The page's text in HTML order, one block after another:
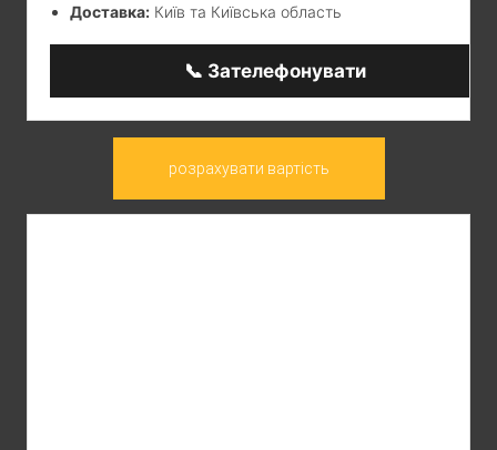
Доставка: Київ та Київська область
📞 Зателефонувати
розрахувати вартість